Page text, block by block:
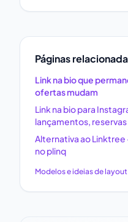
Páginas
Link na bio que
ofertas mudam
Link na bio para
lançamentos, reservas
Alternativa ao
no plinq
Modelos e ideias de layout